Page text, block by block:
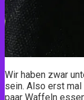
Wir haben zwar
sein. Also erst
paar Waffeln